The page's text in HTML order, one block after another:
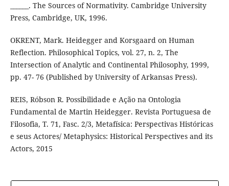
______. The Sources of Normativity. Cambridge University
Press, Cambridge, UK, 1996.
OKRENT, Mark. Heidegger and Korsgaard on Human
Reflection. Philosophical Topics, vol. 27, n. 2, The
Intersection of Analytic and Continental Philosophy, 1999,
pp. 47- 76 (Published by University of Arkansas Press).
REIS, Róbson R. Possibilidade e Ação na Ontologia
Fundamental de Martin Heidegger. Revista Portuguesa de
Filosofia, T. 71, Fasc. 2/3, Metafísica: Perspectivas Históricas
e seus Actores/ Metaphysics: Historical Perspectives and its
Actors, 2015